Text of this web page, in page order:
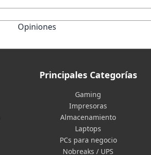
Opiniones
Principales Categorías
Gaming
Impresoras
Almacenamiento
Laptops
PCs para negocio
Nobreaks / UPS